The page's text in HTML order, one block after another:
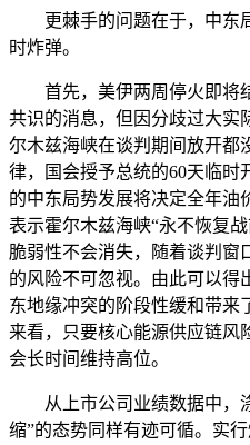
更棘手的问题在于，中东
时炸弹。
首先，美伊两周停火即将
共识的消息，但因分歧过大实
尔木兹海峡在谈判期间放开都
律，国会授予总统的60天临时
的中东局势发展将决定全年油
表示霍尔木兹海峡“永不恢复
脆弱性不会消失，随着谈判窗
的风险不可忽视。由此可以得
东地缘冲突的阶段性缓和带来
来看，只要核心能源供应链风
会长时间维持高位。
从上市公司业绩数据中，
缩”的态势同样有迹可循。实